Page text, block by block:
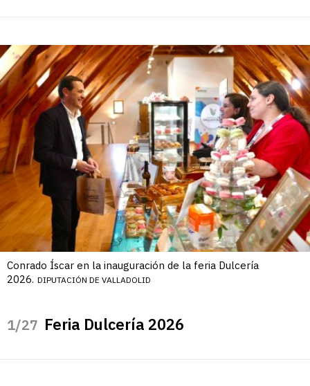
Conrado Íscar en la inauguración de la feria Dulcería
2026. DIPUTACIÓN DE VALLADOLID
/27 Feria Dulcería 2026